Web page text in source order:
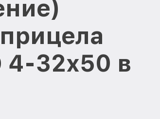
4-32x50 в